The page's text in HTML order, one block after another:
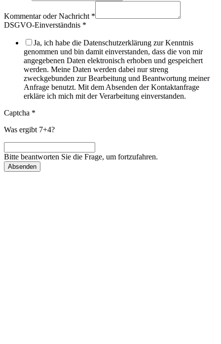
Kommentar oder Nachricht *
DSGVO-Einverständnis *
Ja, ich habe die Datenschutzerklärung zur Kenntnis
genommen und bin damit einverstanden, dass die von mir
angegebenen Daten elektronisch erhoben und gespeichert
werden. Meine Daten werden dabei nur streng
zweckgebunden zur Bearbeitung und Beantwortung meiner
Anfrage benutzt. Mit dem Absenden der Kontaktanfrage
erkläre ich mich mit der Verarbeitung einverstanden.
Captcha *
Was ergibt 7+4?
Bitte beantworten Sie die Frage, um fortzufahren.
Absenden